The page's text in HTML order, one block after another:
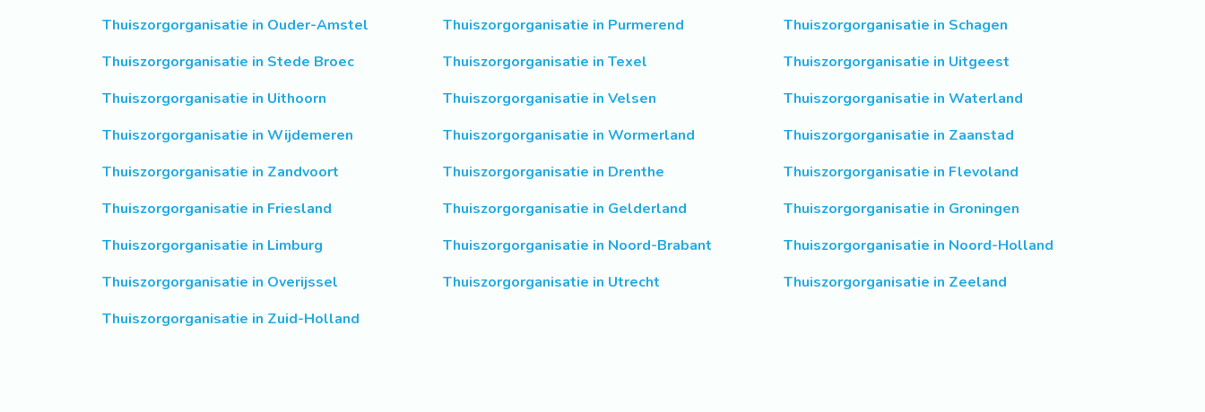
Thuiszorgorganisatie in Ouder-Amstel
Thuiszorgorganisatie in Purmerend
Thuiszorgorganisatie in Schagen
Thuiszorgorganisatie in Stede Broec
Thuiszorgorganisatie in Texel
Thuiszorgorganisatie in Uitgeest
Thuiszorgorganisatie in Uithoorn
Thuiszorgorganisatie in Velsen
Thuiszorgorganisatie in Waterland
Thuiszorgorganisatie in Wijdemeren
Thuiszorgorganisatie in Wormerland
Thuiszorgorganisatie in Zaanstad
Thuiszorgorganisatie in Zandvoort
Thuiszorgorganisatie in Drenthe
Thuiszorgorganisatie in Flevoland
Thuiszorgorganisatie in Friesland
Thuiszorgorganisatie in Gelderland
Thuiszorgorganisatie in Groningen
Thuiszorgorganisatie in Limburg
Thuiszorgorganisatie in Noord-Brabant
Thuiszorgorganisatie in Noord-Holland
Thuiszorgorganisatie in Overijssel
Thuiszorgorganisatie in Utrecht
Thuiszorgorganisatie in Zeeland
Thuiszorgorganisatie in Zuid-Holland